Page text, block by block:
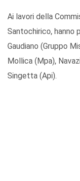
Ai lavori della
Santochirico, hanno
Gaudiano (Gruppo
Mollica (Mpa),
Singetta (Api).